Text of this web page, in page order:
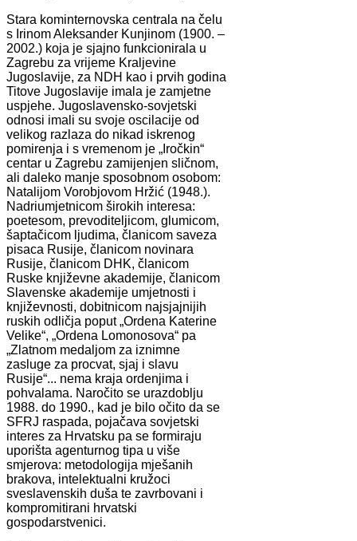
Stara kominternovska centrala na čelu
s Irinom Aleksander Kunjinom (1900. –
2002.) koja je sjajno funkcionirala u
Zagrebu za vrijeme Kraljevine
Jugoslavije, za NDH kao i prvih godina
Titove Jugoslavije imala je zamjetne
uspjehe. Jugoslavensko-sovjetski
odnosi imali su svoje oscilacije od
velikog razlaza do nikad iskrenog
pomirenja i s vremenom je „Iročkin“
centar u Zagrebu zamijenjen sličnom,
ali daleko manje sposobnom osobom:
Natalijom Vorobjovom Hržić (1948.).
Nadriumjetnicom širokih interesa:
poetesom, prevoditeljicom, glumicom,
šaptačicom ljudima, članicom saveza
pisaca Rusije, članicom novinara
Rusije, članicom DHK, članicom
Ruske književne akademije, članicom
Slavenske akademije umjetnosti i
književnosti, dobitnicom najsjajnijih
ruskih odličja poput „Ordena Katerine
Velike“, „Ordena Lomonosova“ pa
„Zlatnom medaljom za iznimne
zasluge za procvat, sjaj i slavu
Rusije“... nema kraja ordenjima i
pohvalama. Naročito se urazdoblju
1988. do 1990., kad je bilo očito da se
SFRJ raspada, pojačava sovjetski
interes za Hrvatsku pa se formiraju
uporišta agenturnog tipa u više
smjerova: metodologija mješanih
brakova, intelektualni kružoci
sveslavenskih duša te zavrbovani i
kompromitirani hrvatski
gospodarstvenici.